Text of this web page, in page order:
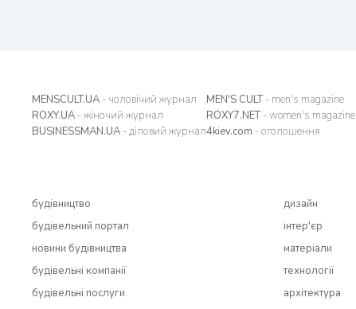
MENSCULT.UA - чоловічий журнал
ROXY.UA - жіночий журнал
BUSINESSMAN.UA - діловий журнал
MEN'S CULT- men's magazine
ROXY7.NET- women's magazine
4kiev.com - оголошення
будівництво
будівельний портал
новини будівництва
будівельні компанії
будівельні послуги
дизайн
інтер'єр
матеріали
технології
архітектура